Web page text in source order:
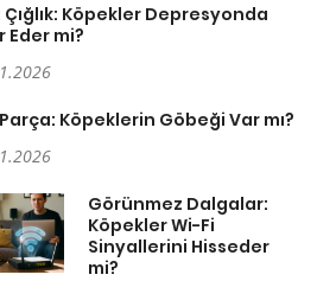
Çığlık: Köpekler Depresyonda
Eder mi?
Köpeklerin Göbeği Var mı?
Görünmez Dalgalar:
Köpekler Wi-Fi
Sinyallerini Hisseder
mi?